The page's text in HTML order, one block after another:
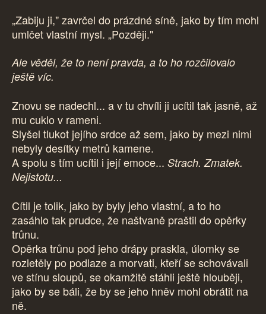
„Zabiju ji," zavrčel do prázdné síně, jako by tím mohl
umlčet vlastní mysl. „Později."
Ale věděl, že to není pravda, a to ho rozčilovalo
ještě víc.
Znovu se nadechl... a v tu chvíli ji ucítil tak jasně, až
mu cuklo v rameni.
Slyšel tlukot jejího srdce až sem, jako by mezi nimi
nebyly desítky metrů kamene.
A spolu s tím ucítil i její emoce... Strach. Zmatek.
Nejistotu...
Cítil je tolik, jako by byly jeho vlastní, a to ho
zasáhlo tak prudce, že naštvaně praštil do opěrky
trůnu.
Opěrka trůnu pod jeho drápy praskla, úlomky se
rozletěly po podlaze a morvati, kteří se schovávali
ve stínu sloupů, se okamžitě stáhli ještě hlouběji,
jako by se báli, že by se jeho hněv mohl obrátit na
ně.